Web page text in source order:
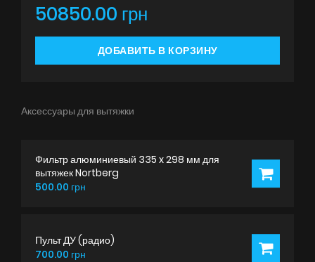
50850.00 грн
ДОБАВИТЬ В КОРЗИНУ
Аксессуары для вытяжки
Фильтр алюминиевый 335 x 298 мм для
вытяжек Nortberg
500.00 грн
Пульт ДУ (радио)
700.00 грн